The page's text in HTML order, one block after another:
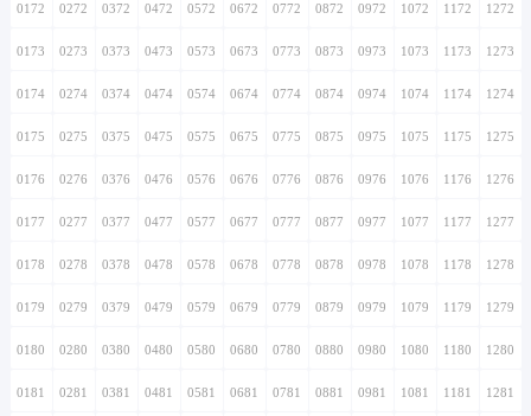
0172 0272 0372 0472 0572 0672 0772 0872 0972 1072 1172 1272
0173 0273 0373 0473 0573 0673 0773 0873 0973 1073 1173 1273
0174 0274 0374 0474 0574 0674 0774 0874 0974 1074 1174 1274
0175 0275 0375 0475 0575 0675 0775 0875 0975 1075 1175 1275
0176 0276 0376 0476 0576 0676 0776 0876 0976 1076 1176 1276
0177 0277 0377 0477 0577 0677 0777 0877 0977 1077 1177 1277
0178 0278 0378 0478 0578 0678 0778 0878 0978 1078 1178 1278
0179 0279 0379 0479 0579 0679 0779 0879 0979 1079 1179 1279
0180 0280 0380 0480 0580 0680 0780 0880 0980 1080 1180 1280
0181 0281 0381 0481 0581 0681 0781 0881 0981 1081 1181 1281